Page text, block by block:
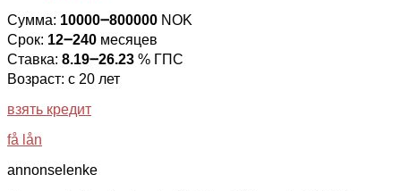
Сумма: 10000౼800000 NOK
Срок: 12౼240 месяцев
Ставка: 8.19౼26.23 % ГПС
Возраст: с 20 лет
взять кредит
få lån
annonselenke